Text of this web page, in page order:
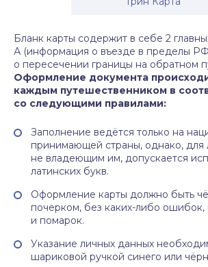
Бланк карты содержит в себе 2
А (информация о въезде в пределы
о пересечении границы на обратном
Оформление документа
каждым путешественником в
со следующими правилами:
Заполнение ведётся только на
принимающей страны, однако, для
не владеющим им, допускается
латинских букв.
Оформление карты должно быть
почерком, без каких-либо ошибок,
и помарок.
Указание личных данных
шариковой ручкой синего или